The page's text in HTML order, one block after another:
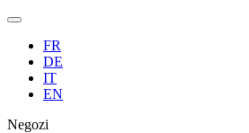
FR
DE
IT
EN
Negozi